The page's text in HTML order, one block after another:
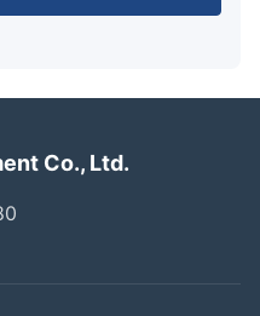
Co., Ltd.